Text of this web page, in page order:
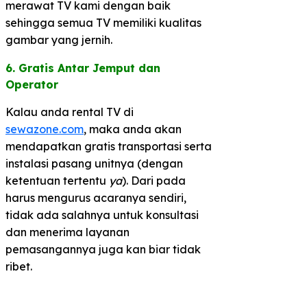
merawat TV kami dengan baik
sehingga semua TV memiliki kualitas
gambar yang jernih.
6. Gratis Antar Jemput dan
Operator​
Kalau anda rental TV di
sewazone.com, maka anda akan
mendapatkan gratis transportasi serta
instalasi pasang unitnya (dengan
ketentuan tertentu ya). Dari pada
harus mengurus acaranya sendiri,
tidak ada salahnya untuk konsultasi
dan menerima layanan
pemasangannya juga kan biar tidak
ribet.